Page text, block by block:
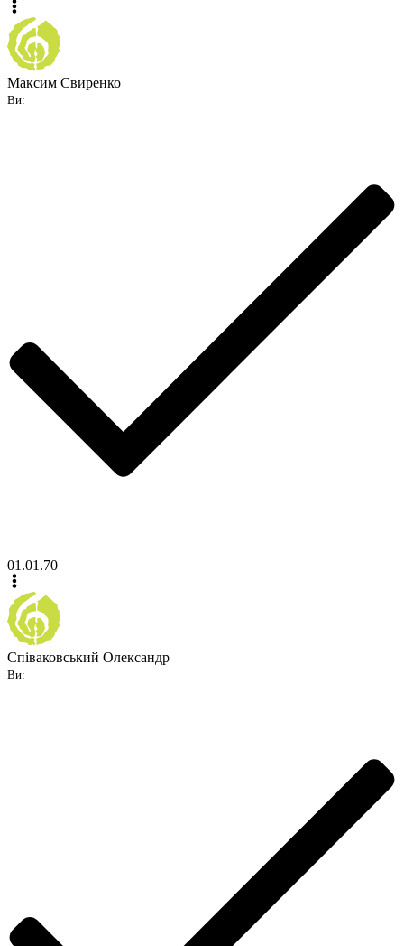
Максим Свиренко
Ви:
01.01.70
Співаковський Олександр
Ви: